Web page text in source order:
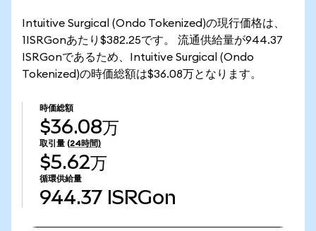
Intuitive Surgical (Ondo Tokenized)の現行価格は、
1ISRGonあたり$382.25です。 流通供給量が944.37
ISRGonであるため、Intuitive Surgical (Ondo
Tokenized)の時価総額は$36.08万となります。
時価総額
$36.08万
取引量 (24時間)
$5.62万
循環供給量
944.37 ISRGon